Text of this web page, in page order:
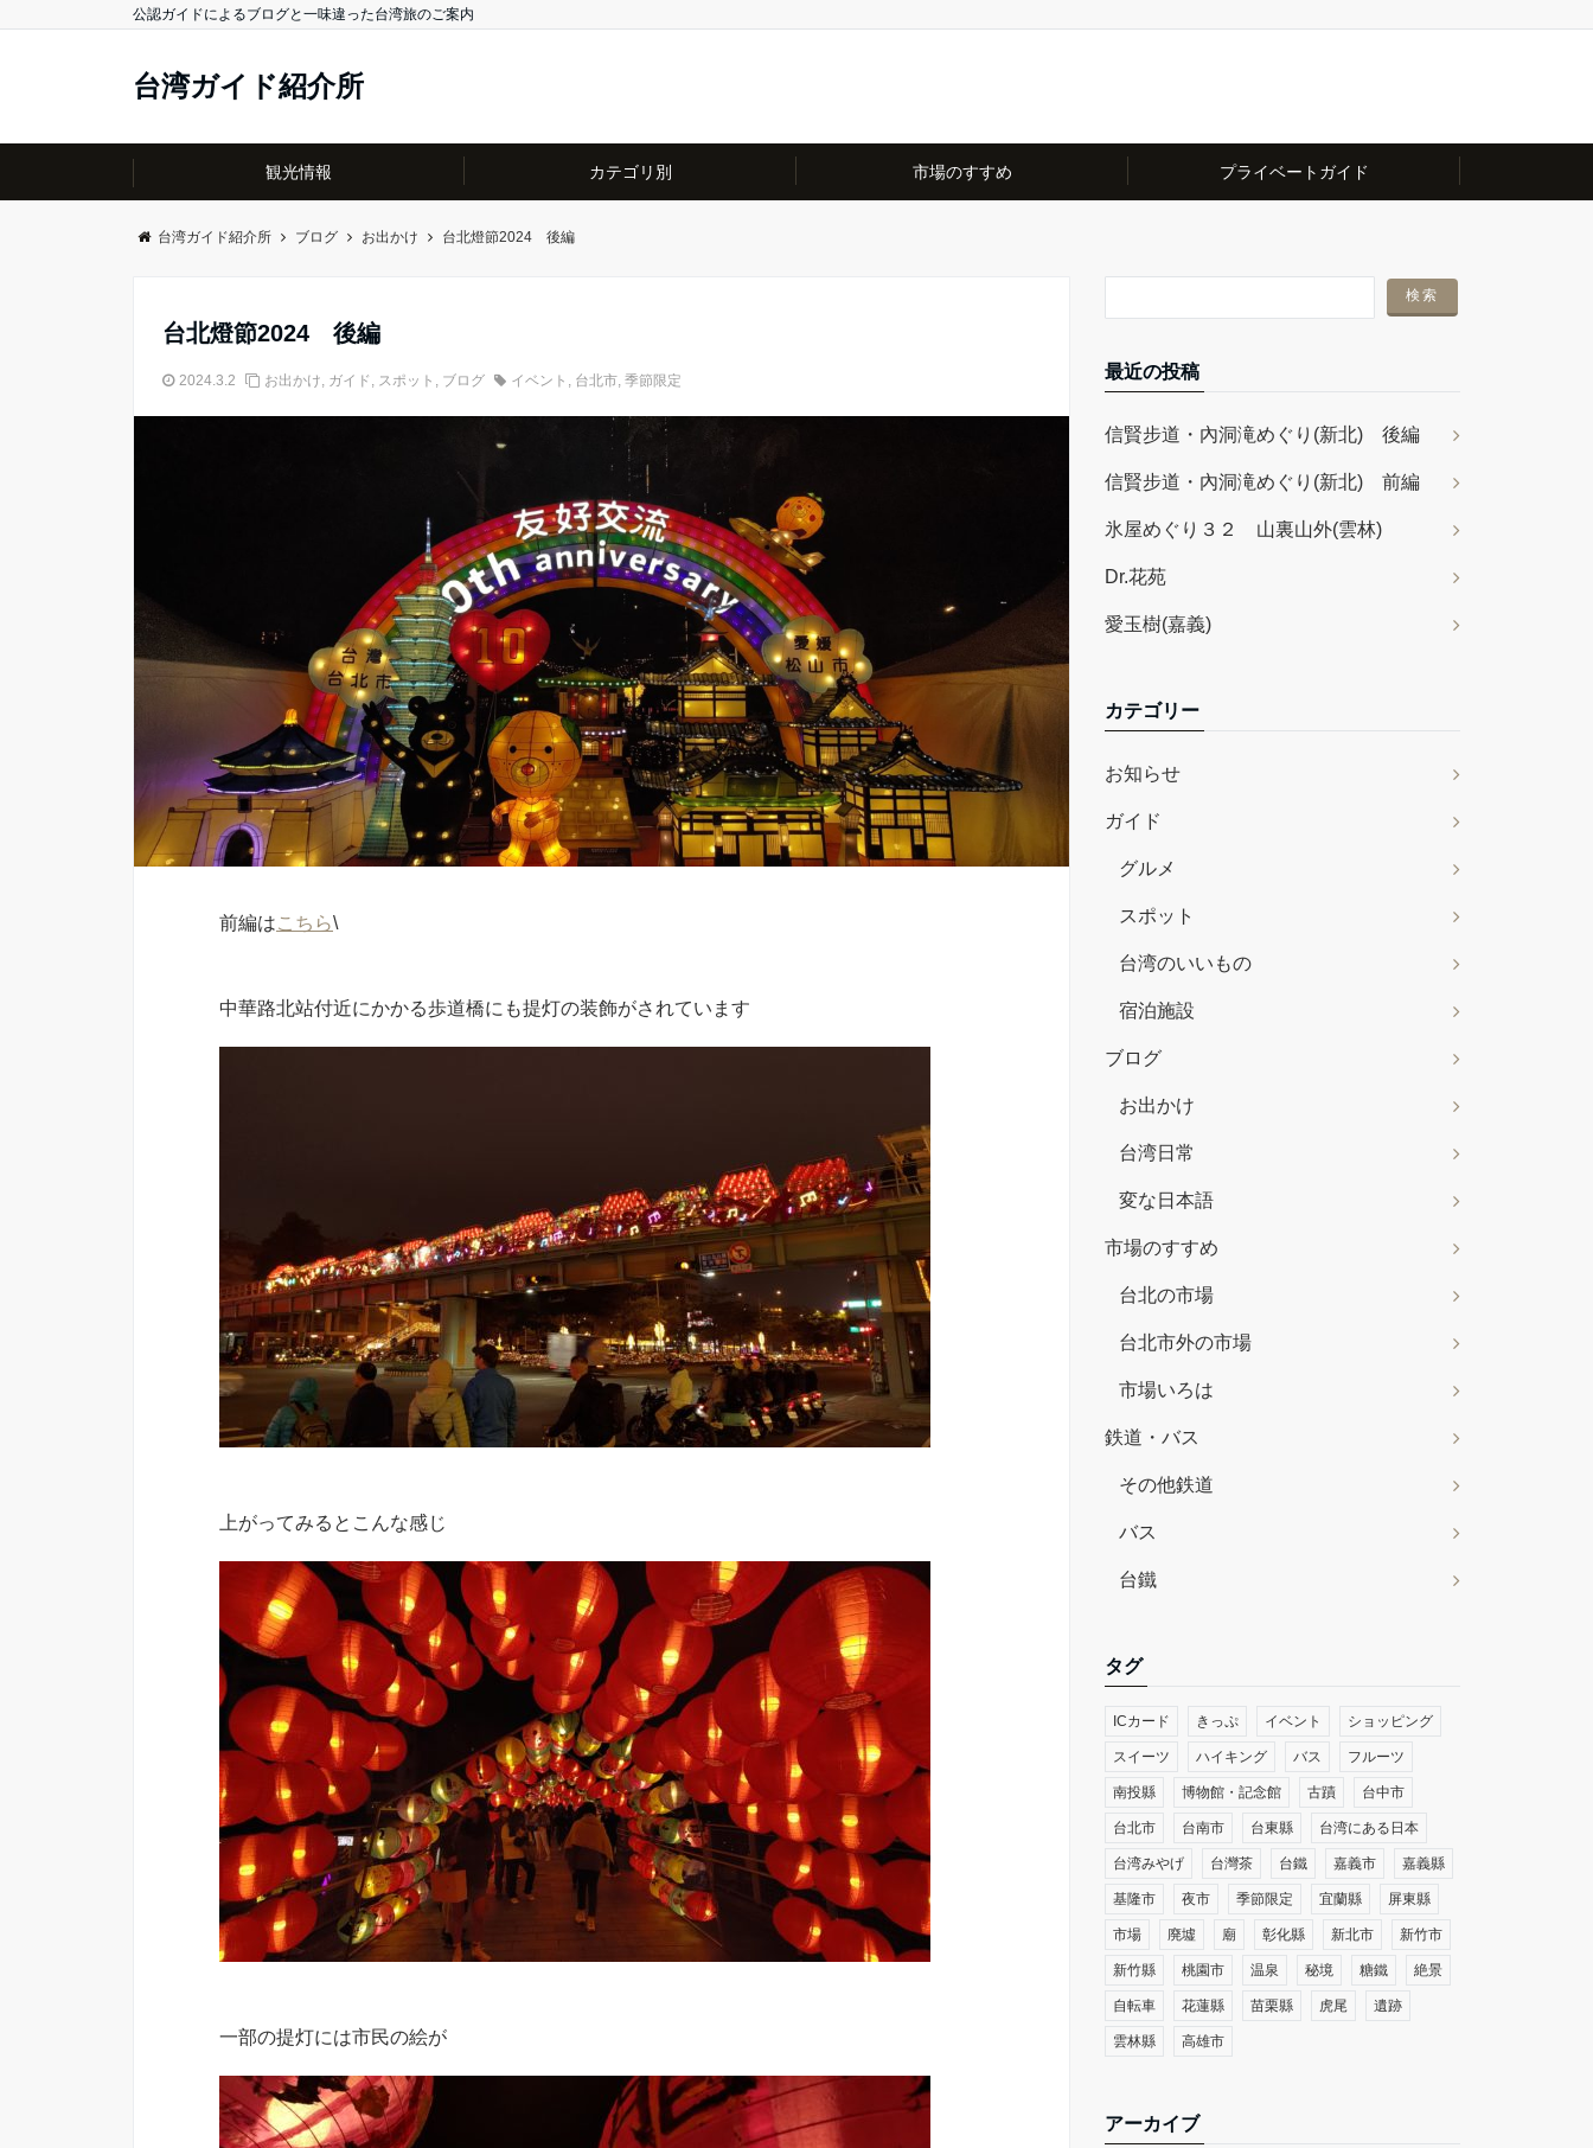
公認ガイドによるブログと一味違った台湾旅のご案内
台湾ガイド紹介所
観光情報 カテゴリ別 市場のすすめ プライベートガイド
台湾ガイド紹介所 ブログ お出かけ 台北燈節2024 後編
台北燈節2024 後編
2024.3.2 お出かけ, ガイド , スポット , ブログ イベント , 台北市, 季節限定
前編はこちら\
中華路北站付近にかかる歩道橋にも提灯の装飾がされています
上がってみるとこんな感じ
一部の提灯には市民の絵が
最近の投稿
信賢步道・內洞滝めぐり(新北) 後編
信賢步道・內洞滝めぐり(新北) 前編
氷屋めぐり３２ 山裏山外(雲林)
Dr.花苑
愛玉樹(嘉義)
カテゴリー
お知らせ
ガイド
グルメ
スポット
台湾のいいもの
宿泊施設
ブログ
お出かけ
台湾日常
変な日本語
市場のすすめ
台北の市場
台北市外の市場
市場いろは
鉄道・バス
その他鉄道
バス
台鐵
タグ
ICカード きっぷ イベント ショッピング
スイーツ ハイキング バス フルーツ
南投縣 博物館・記念館 古蹟 台中市
台北市 台南市 台東縣 台湾にある日本
台湾みやげ 台灣茶 台鐵 嘉義市 嘉義縣
基隆市 夜市 季節限定 宜蘭縣 屏東縣
市場 廃墟 廟 彰化縣 新北市 新竹市
新竹縣 桃園市 温泉 秘境 糖鐵 絶景
自転車 花蓮縣 苗栗縣 虎尾 遺跡
雲林縣 高雄市
アーカイブ